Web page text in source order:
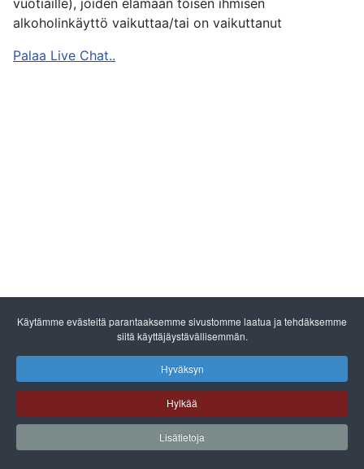
alkoholinkäyttö vaikuttaa/tai on vaikuttanut
Palaa Live Chat..
Käytämme evästeitä parantaaksemme sivustomme laatua ja tehdäksemme
siitä käyttäjäystävällisemmän.
Hyväksyn
Hylkää
Lisätietoja